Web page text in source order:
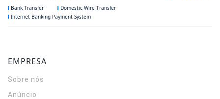
Bank Transfer
Domestic Wire Transfer
Internet Banking Payment System
EMPRESA
Sobre nós
Anúncio